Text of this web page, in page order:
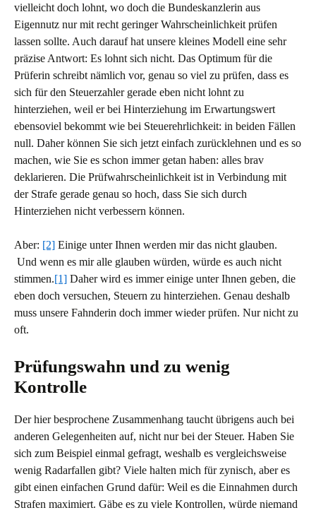
vielleicht doch lohnt, wo doch die Bundeskanzlerin aus
Eigennutz nur mit recht geringer Wahrscheinlichkeit prüfen
lassen sollte. Auch darauf hat unsere kleines Modell eine sehr
präzise Antwort: Es lohnt sich nicht. Das Optimum für die
Prüferin schreibt nämlich vor, genau so viel zu prüfen, dass es
sich für den Steuerzahler gerade eben nicht lohnt zu
hinterziehen, weil er bei Hinterziehung im Erwartungswert
ebensoviel bekommt wie bei Steuerehrlichkeit: in beiden Fällen
null. Daher können Sie sich jetzt einfach zurücklehnen und es so
machen, wie Sie es schon immer getan haben: alles brav
deklarieren. Die Prüfwahrscheinlichkeit ist in Verbindung mit
der Strafe gerade genau so hoch, dass Sie sich durch
Hinterziehen nicht verbessern können.
Aber: [2] Einige unter Ihnen werden mir das nicht glauben.
Und wenn es mir alle glauben würden, würde es auch nicht
stimmen.[1] Daher wird es immer einige unter Ihnen geben, die
eben doch versuchen, Steuern zu hinterziehen. Genau deshalb
muss unsere Fahnderin doch immer wieder prüfen. Nur nicht zu
oft.
Prüfungswahn und zu wenig
Kontrolle
Der hier besprochene Zusammenhang taucht übrigens auch bei
anderen Gelegenheiten auf, nicht nur bei der Steuer. Haben Sie
sich zum Beispiel einmal gefragt, weshalb es vergleichsweise
wenig Radarfallen gibt? Viele halten mich für zynisch, aber es
gibt einen einfachen Grund dafür: Weil es die Einnahmen durch
Strafen maximiert. Gäbe es zu viele Kontrollen, würde niemand